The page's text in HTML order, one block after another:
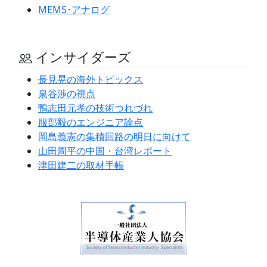
MEMS･アナログ
インサイダーズ
長見晃の海外トピックス
泉谷渉の視点
鴨志田元孝の技術つれづれ
服部毅のエンジニア論点
岡島義憲の集積回路の明日に向けて
山田周平の中国・台湾レポート
津田建二の取材手帳